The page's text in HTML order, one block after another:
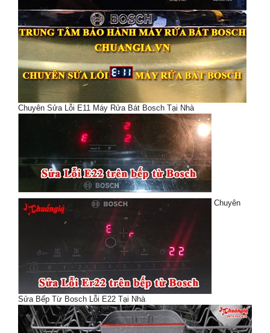
Chuyên Sửa Lỗi E11 Máy Rửa Bát Bosch Tại Nhà
Chuyên
Sửa Bếp Từ Bosch Lỗi E22 Tại Nhà